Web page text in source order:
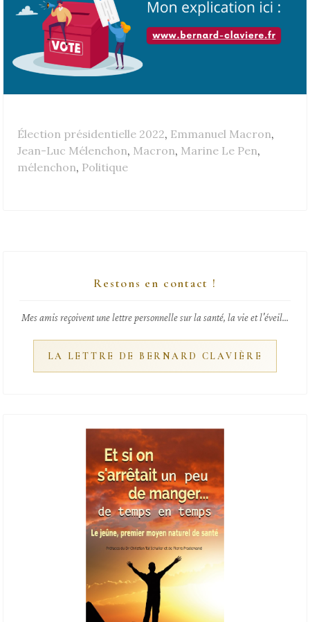
Élection présidentielle 2022, Emmanuel Macron,
Jean-Luc Mélenchon, Macron, Marine Le Pen,
mélenchon, Politique
Restons en contact !
Mes amis reçoivent une lettre personnelle sur la santé, la vie et l'éveil...
LA LETTRE DE BERNARD CLAVIÈRE